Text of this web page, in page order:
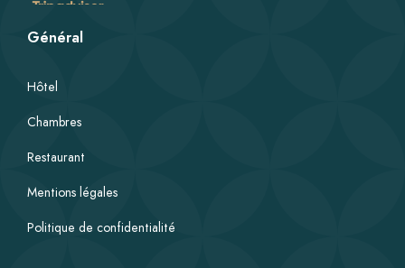
Général
Hôtel
Chambres
Restaurant
Mentions légales
Politique de confidentialité